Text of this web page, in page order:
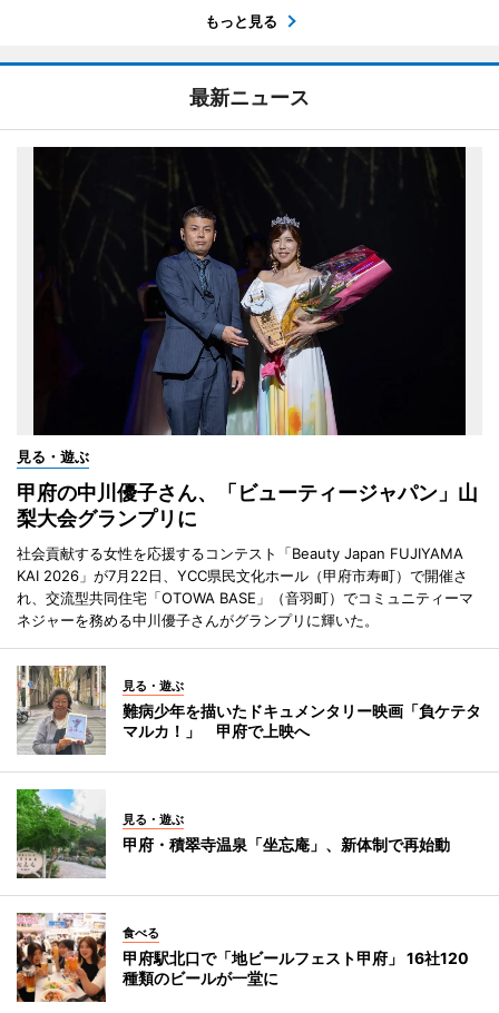
もっと見る
最新ニュース
見る・遊ぶ
甲府の中川優子さん、「ビューティージャパン」山
梨大会グランプリに
社会貢献する女性を応援するコンテスト「Beauty Japan FUJIYAMA
KAI 2026」が7月22日、YCC県民文化ホール（甲府市寿町）で開催さ
れ、交流型共同住宅「OTOWA BASE」（音羽町）でコミュニティーマ
ネジャーを務める中川優子さんがグランプリに輝いた。
見る・遊ぶ
難病少年を描いたドキュメンタリー映画「負ケテタ
マルカ！」 甲府で上映へ
見る・遊ぶ
甲府・積翠寺温泉「坐忘庵」、新体制で再始動
食べる
甲府駅北口で「地ビールフェスト甲府」 16社120
種類のビールが一堂に